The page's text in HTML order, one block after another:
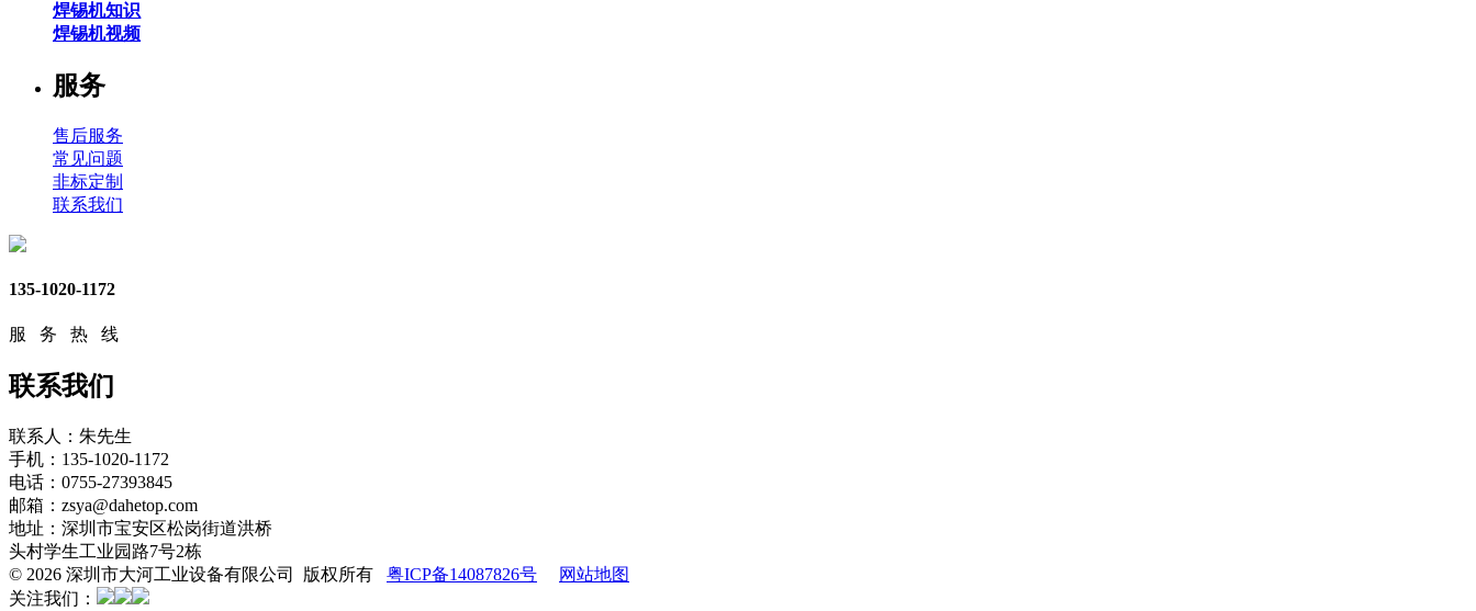
焊锡机知识
焊锡机视频
服务
售后服务
常见问题
非标定制
联系我们
135-1020-1172
服 务 热 线
联系我们
联系人：朱先生
手机：135-1020-1172
电话：0755-27393845
邮箱：zsya@dahetop.com
地址：深圳市宝安区松岗街道洪桥
头村学生工业园路7号2栋
© 2026 深圳市大河工业设备有限公司 版权所有 粤ICP备14087826号
网站地图
关注我们：